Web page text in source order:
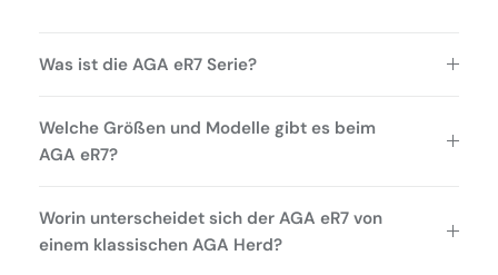
Was ist die AGA eR7 Serie?
Welche Größen und Modelle gibt es beim
AGA eR7?
Worin unterscheidet sich der AGA eR7 von
einem klassischen AGA Herd?